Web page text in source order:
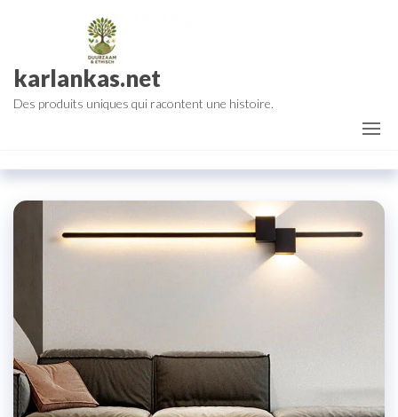
karlankas.net
Des produits uniques qui racontent une histoire.